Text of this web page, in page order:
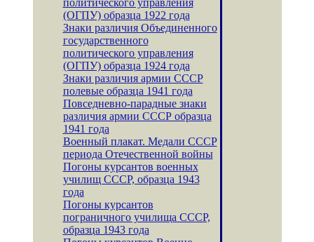
политического управления
(ОГПУ) образца 1922 года
Знаки различия Объединенного
государственного
политического управления
(ОГПУ) образца 1924 года
Знаки различия армии СССР
полевые образца 1941 года
Повседневно-парадные знаки
различия армии СССР образца
1941 года
Военный плакат. Медали СССР
периода Отечественной войны
Погоны курсантов военных
училищ СССР, образца 1943
года
Погоны курсантов
пограничного училища СССР,
образца 1943 года